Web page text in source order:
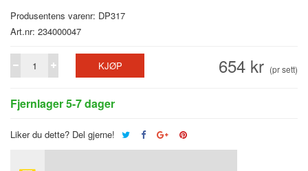
Produsentens varenr: DP317
Art.nr: 234000047
654 kr (pr sett)
KJØP
Fjernlager 5-7 dager
Liker du dette? Del gjerne!